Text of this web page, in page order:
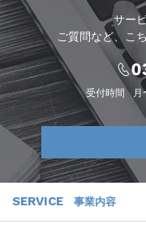
サー
ご質問など、こ
受付時間
SERVICE 事業内容